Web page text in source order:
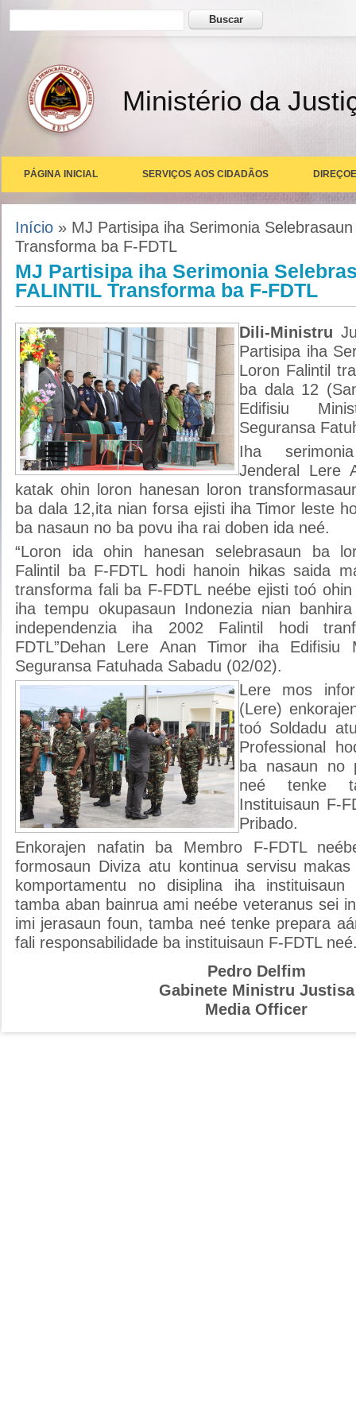
Formulário de busca Buscar
Ministério da
PÁGINA INICIAL SERVIÇOS AOS CIDADÃOS
Você está aqui
Início » MJ Partisipa iha Serimonia
Transforma ba F-FDTL
MJ Partisipa iha Serimonia
FALINTIL Transforma ba F-FDTL
Dili-Ministru
Partisipa iha
Loron Falintil
ba dala 12
Edifisiu
Seguransa
Iha
Jenderal Lere
katak ohin loron hanesan loron
ba dala 12,ita nian forsa ejisti iha Timor leste
ba nasaun no ba povu iha rai doben ida neé.
“Loron ida ohin hanesan selebrasaun ba
Falintil ba F-FDTL hodi hanoin hikas saida
transforma fali ba F-FDTL neébe ejisti toó
iha tempu okupasaun Indonezia nian
independenzia iha 2002 Falintil hodi
FDTL”Dehan Lere Anan Timor iha Edifisiu
Seguransa Fatuhada Sabadu (02/02).
Lere mos
(Lere)
toó Soldadu
Professional
ba nasaun no
neé tenke
Instituisaun F-
Pribado.
Enkorajen nafatin ba Membro F-FDTL
formosaun Diviza atu kontinua servisu
komportamentu no disiplina iha
tamba aban bainrua ami neébe veteranus sei
imi jerasaun foun, tamba neé tenke prepara
fali responsabilidade ba instituisaun F-FDTL
Pedro Delfim
Gabinete Ministru Justisa
Media Officer